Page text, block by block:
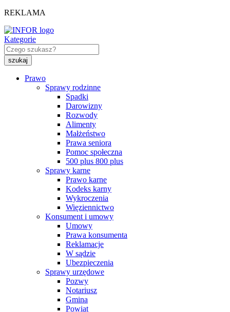
REKLAMA
Kategorie
Prawo
Sprawy rodzinne
Spadki
Darowizny
Rozwody
Alimenty
Małżeństwo
Prawa seniora
Pomoc społeczna
500 plus 800 plus
Sprawy karne
Prawo karne
Kodeks karny
Wykroczenia
Więziennictwo
Konsument i umowy
Umowy
Prawa konsumenta
Reklamacje
W sądzie
Ubezpieczenia
Sprawy urzędowe
Pozwy
Notariusz
Gmina
Powiat